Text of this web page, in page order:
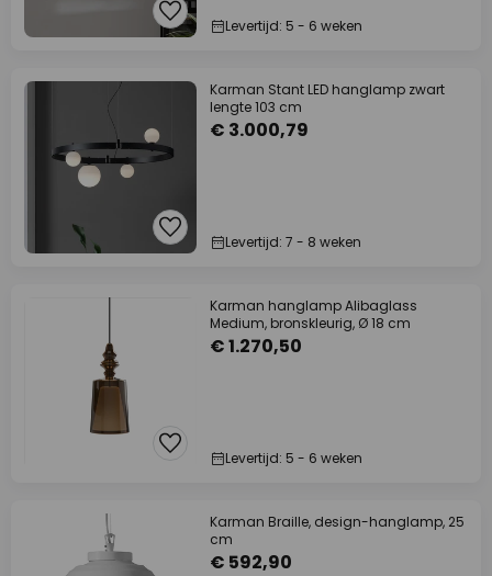
Levertijd: 5 - 6 weken
Karman Stant LED hanglamp zwart
lengte 103 cm
€ 3.000,79
Levertijd: 7 - 8 weken
Karman hanglamp Alibaglass
Medium, bronskleurig, Ø 18 cm
€ 1.270,50
Levertijd: 5 - 6 weken
Karman Braille, design-hanglamp, 25
cm
€ 592,90